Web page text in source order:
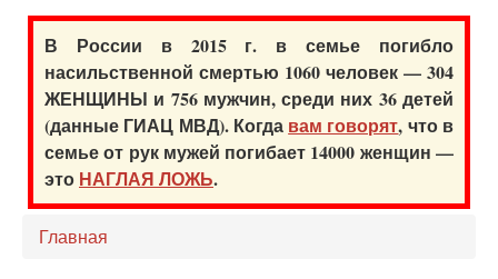
В России в 2015 г. в семье погибло
насильственной смертью 1060 человек — 304
ЖЕНЩИНЫ и 756 мужчин, среди них 36 детей
(данные ГИАЦ МВД). Когда вам говорят, что в
семье от рук мужей погибает 14000 женщин —
это НАГЛАЯ ЛОЖЬ.
Главная